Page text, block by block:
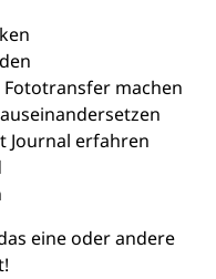
machen
Journal erfahren
eine oder andere